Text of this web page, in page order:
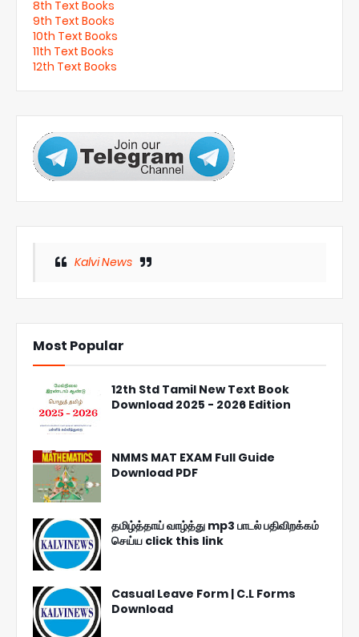
8th Text Books
9th Text Books
10th Text Books
11th Text Books
12th Text Books
Kalvi News
Most Popular
12th Std Tamil New Text Book
Download 2025 - 2026 Edition
NMMS MAT EXAM Full Guide
Download PDF
தமிழ்த்தாய் வாழ்த்து mp3 பாடல் பதிவிறக்கம்
செய்ய click this link
Casual Leave Form | C.L Forms
Download